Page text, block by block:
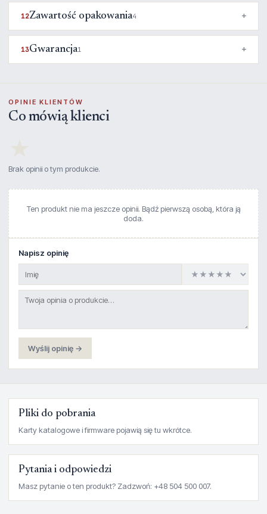
12Zawartość opakowania4
13Gwarancja1
OPINIE KLIENTÓW
Co mówią klienci
Brak opinii o tym produkcie.
Ten produkt nie ma jeszcze opinii. Bądź pierwszą osobą, która ją
doda.
Napisz opinię
Wyślij opinię →
Pliki do pobrania
Karty katalogowe i firmware pojawią się tu wkrótce.
Pytania i odpowiedzi
Masz pytanie o ten produkt? Zadzwoń: +48 504 500 007.